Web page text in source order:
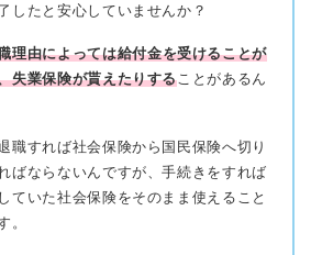
したと安心していませんか？
理由によっては給付金を受けることが
失業保険が貰えたりする ことがあるん
職すれば社会保険から国民保険へ切り
ばならないんですが、手続きをすれば
ていた社会保険をそのまま使えること
。